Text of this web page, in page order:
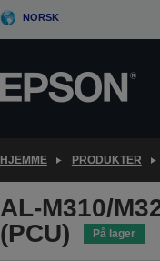
NORSK
HJEMME PRODUKTER
AL-M310/
(PCU)
På lager